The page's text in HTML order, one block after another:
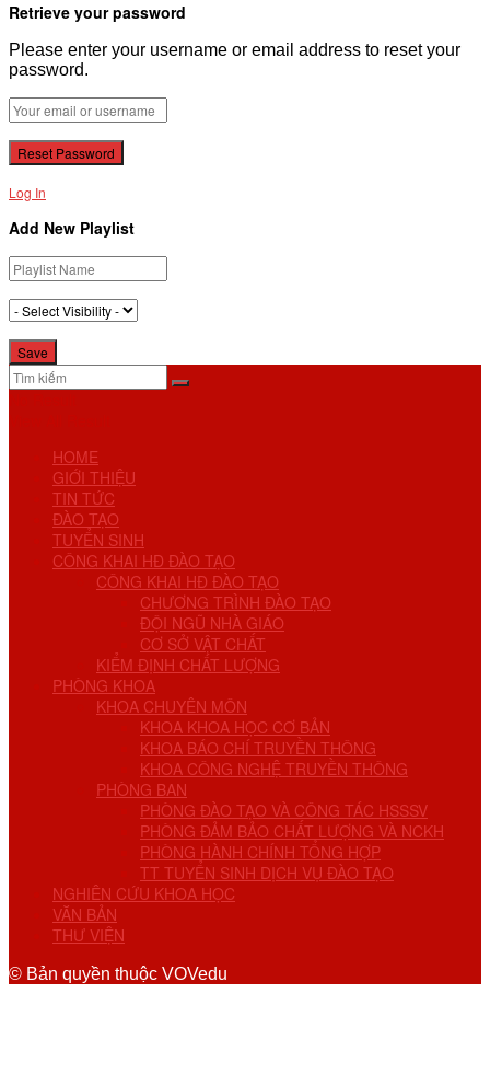
Retrieve your password
Please enter your username or email address to reset your
password.
Log In
Add New Playlist
HOME
GIỚI THIỆU
TIN TỨC
ĐÀO TẠO
TUYỂN SINH
CÔNG KHAI HĐ ĐÀO TẠO
CÔNG KHAI HĐ ĐÀO TẠO
CHƯƠNG TRÌNH ĐÀO TẠO
ĐỘI NGŨ NHÀ GIÁO
CƠ SỞ VẬT CHẤT
KIỂM ĐỊNH CHẤT LƯỢNG
PHÒNG KHOA
KHOA CHUYÊN MÔN
KHOA KHOA HỌC CƠ BẢN
KHOA BÁO CHÍ TRUYỀN THÔNG
KHOA CÔNG NGHỆ TRUYỀN THÔNG
PHÒNG BAN
PHÒNG ĐÀO TẠO VÀ CÔNG TÁC HSSSV
PHÒNG ĐẢM BẢO CHẤT LƯỢNG VÀ NCKH
PHÒNG HÀNH CHÍNH TỔNG HỢP
TT TUYỂN SINH DỊCH VỤ ĐÀO TẠO
NGHIÊN CỨU KHOA HỌC
VĂN BẢN
THƯ VIỆN
© Bản quyền thuộc VOVedu